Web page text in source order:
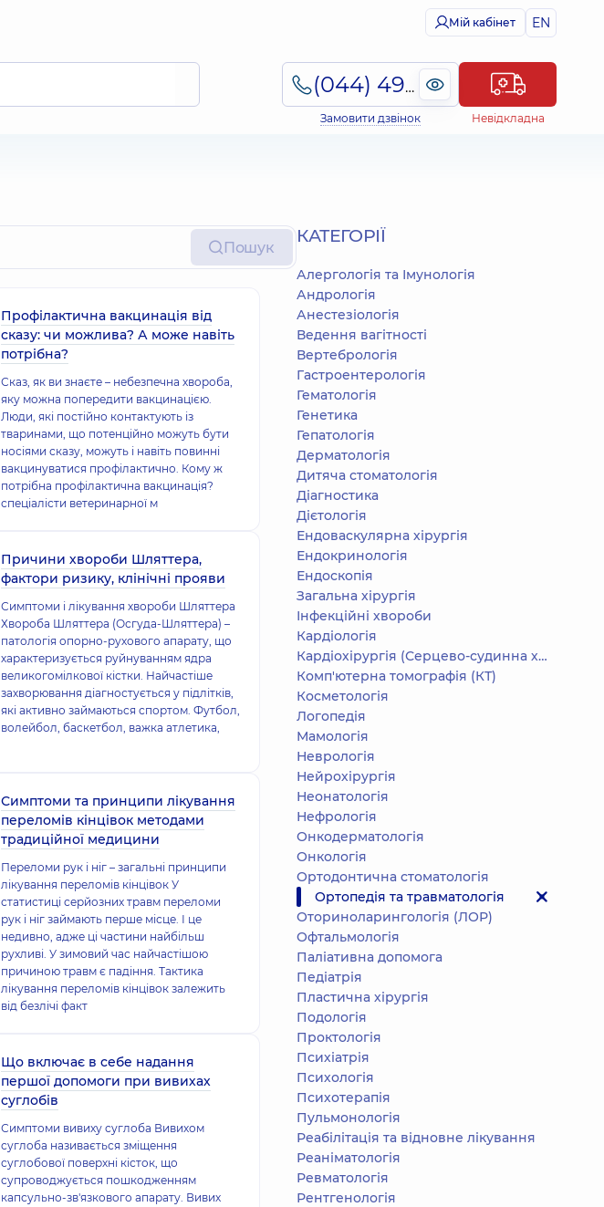
Мій кабінет EN
(044) 495-2-888
Замовити дзвінок Невідкладна
Пошук
Профілактична вакцинація від
сказу: чи можлива? А може навіть
потрібна?
Сказ, як ви знаєте – небезпечна хвороба,
яку можна попередити вакцинацією.
Люди, які постійно контактують із
тваринами, що потенційно можуть бути
носіями сказу, можуть і навіть повинні
вакцинуватися профілактично. Кому ж
потрібна профілактична вакцинація?
спеціалісти ветеринарної м
Причини хвороби Шляттера,
фактори ризику, клінічні прояви
Симптоми і лікування хвороби Шляттера
Хвороба Шляттера (Осгуда-Шляттера) –
патологія опорно-рухового апарату, що
характеризується руйнуванням ядра
великогомілкової кістки. Найчастіше
захворювання діагностується у підлітків,
які активно займаються спортом. Футбол,
волейбол, баскетбол, важка атлетика,
Симптоми та принципи лікування
переломів кінцівок методами
традиційної медицини
Переломи рук і ніг – загальні принципи
лікування переломів кінцівок У
статистиці серйозних травм переломи
рук і ніг займають перше місце. І це
недивно, адже ці частини найбільш
рухливі. У зимовий час найчастішою
причиною травм є падіння. Тактика
лікування переломів кінцівок залежить
від безлічі факт
Що включає в себе надання
першої допомоги при вивихах
суглобів
Симптоми вивиху суглоба Вивихом
суглоба називається зміщення
суглобової поверхні кісток, що
супроводжується пошкодженням
капсульно-зв'язкового апарату. Вивих
КАТЕГОРІЇ
Алергологія та Імунологія
Андрологія
Анестезіологія
Ведення вагітності
Вертебрологія
Гастроентерологія
Гематологія
Генетика
Гепатологія
Дерматологія
Дитяча стоматологія
Діагностика
Дієтологія
Ендоваскулярна хірургія
Ендокринологія
Ендоскопія
Загальна хірургія
Інфекційні хвороби
Кардіологія
Кардіохірургія (Серцево-судинна хірургія)
Комп'ютерна томографія (КТ)
Косметологія
Логопедія
Мамологія
Неврологія
Нейрохірургія
Неонатологія
Нефрологія
Онкодерматологія
Онкологія
Ортодонтична стоматологія
Ортопедія та травматологія
Оториноларингологія (ЛОР)
Офтальмологія
Паліативна допомога
Педіатрія
Пластична хірургія
Подологiя
Проктологія
Психіатрія
Психологія
Психотерапія
Пульмонологія
Реабілітація та відновне лікування
Реаніматологія
Ревматологія
Рентгенологія